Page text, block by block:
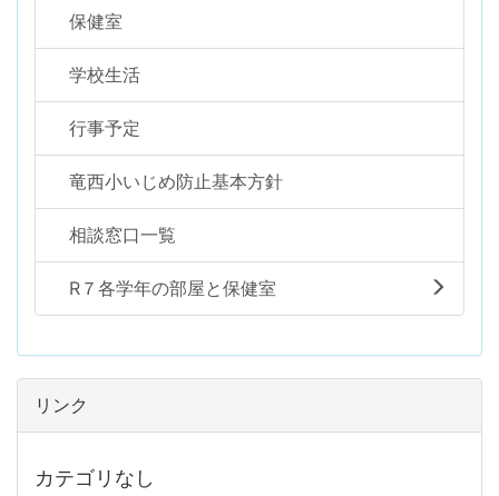
保健室
学校生活
行事予定
竜西小いじめ防止基本方針
相談窓口一覧
R７各学年の部屋と保健室
リンク
カテゴリなし